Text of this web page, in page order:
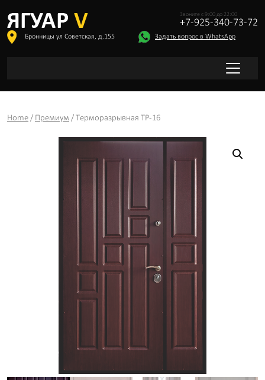
Бронницы ул Советская, д.155 Задать вопрос в WhatsApp
Звоните с 9:00 до 22:00
+7-925-340-73-72
Home / Премиум / Терморазрывная ТР-16